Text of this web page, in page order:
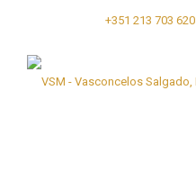
+351 213 703 620